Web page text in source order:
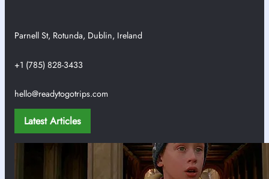
Parnell St, Rotunda, Dublin, Ireland
+1 (785) 828-3433
hello@readytogotrips.com
Latest Articles